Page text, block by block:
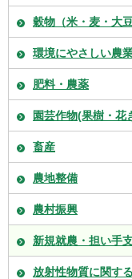
穀物（米・麦・大
環境にやさしい農
肥料・農薬
園芸作物(果樹・花
畜産
農地整備
農村振興
新規就農・担い手
放射性物質に関す